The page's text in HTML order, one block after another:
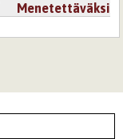
Menetettäväksi